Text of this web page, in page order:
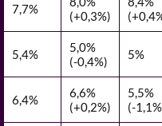
7,7%
(+0,3%)
5,4%
5,0%
(-0,4%)
5%
6,4%
6,6%
(+0,2%)
5,5%
(-